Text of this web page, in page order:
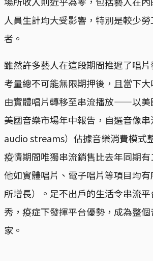
人員生計均大受影響，特別是較少
者。
雖然許多藝人在這段期間推遲了唱
考量總不可能無限期押後，且當下
由實體唱片轉移至串流播放——以美
美國音樂市場年中報告，自選音像
audio streams）佔據音樂消費模式
疫情期間唯獨串流銷售比去年同期
他如實體唱片、電子唱片等項目均
所增長）。足不出戶的生活令串流
秀，疫症下發揮平台優勢，成為整
家。